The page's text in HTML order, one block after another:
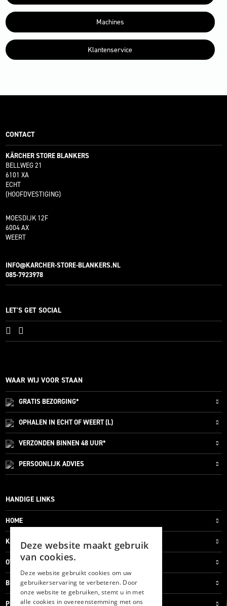
Machines
Klantenservice
CONTACT
KÄRCHER STORE BLANKERS
BELLWEG 21
6101 XA
ECHT
(HOOFDVESTIGING)
MOESDIJK 12F
6004 AX
WEERT
INFO@KARCHER-STORE-BLANKERS.NL
085-7923978
LET'S GET SOCIAL
WAAR WIJ VOOR STAAN
GRATISBEZORGING*
OPHALEN IN ECHT OF WEERT (L)
VERZONDEN BINNEN 48 UUR*
PERSOONLIJKADVIES
HANDIGE LINKS
HOME
KLANTENSERVICE
OVER ONS
BLOG
PRIVACYVERKLARING
Deze website maakt gebruik
van cookies.
Deze website gebruikt cookies om uw
gebruikerservaring te verbeteren. Door
onze website te gebruiken, stemt u in met
alle cookies in overeenstemming met ons